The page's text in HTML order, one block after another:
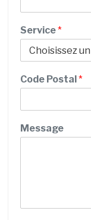
a
o
m
Service*
Code Postal*
Message